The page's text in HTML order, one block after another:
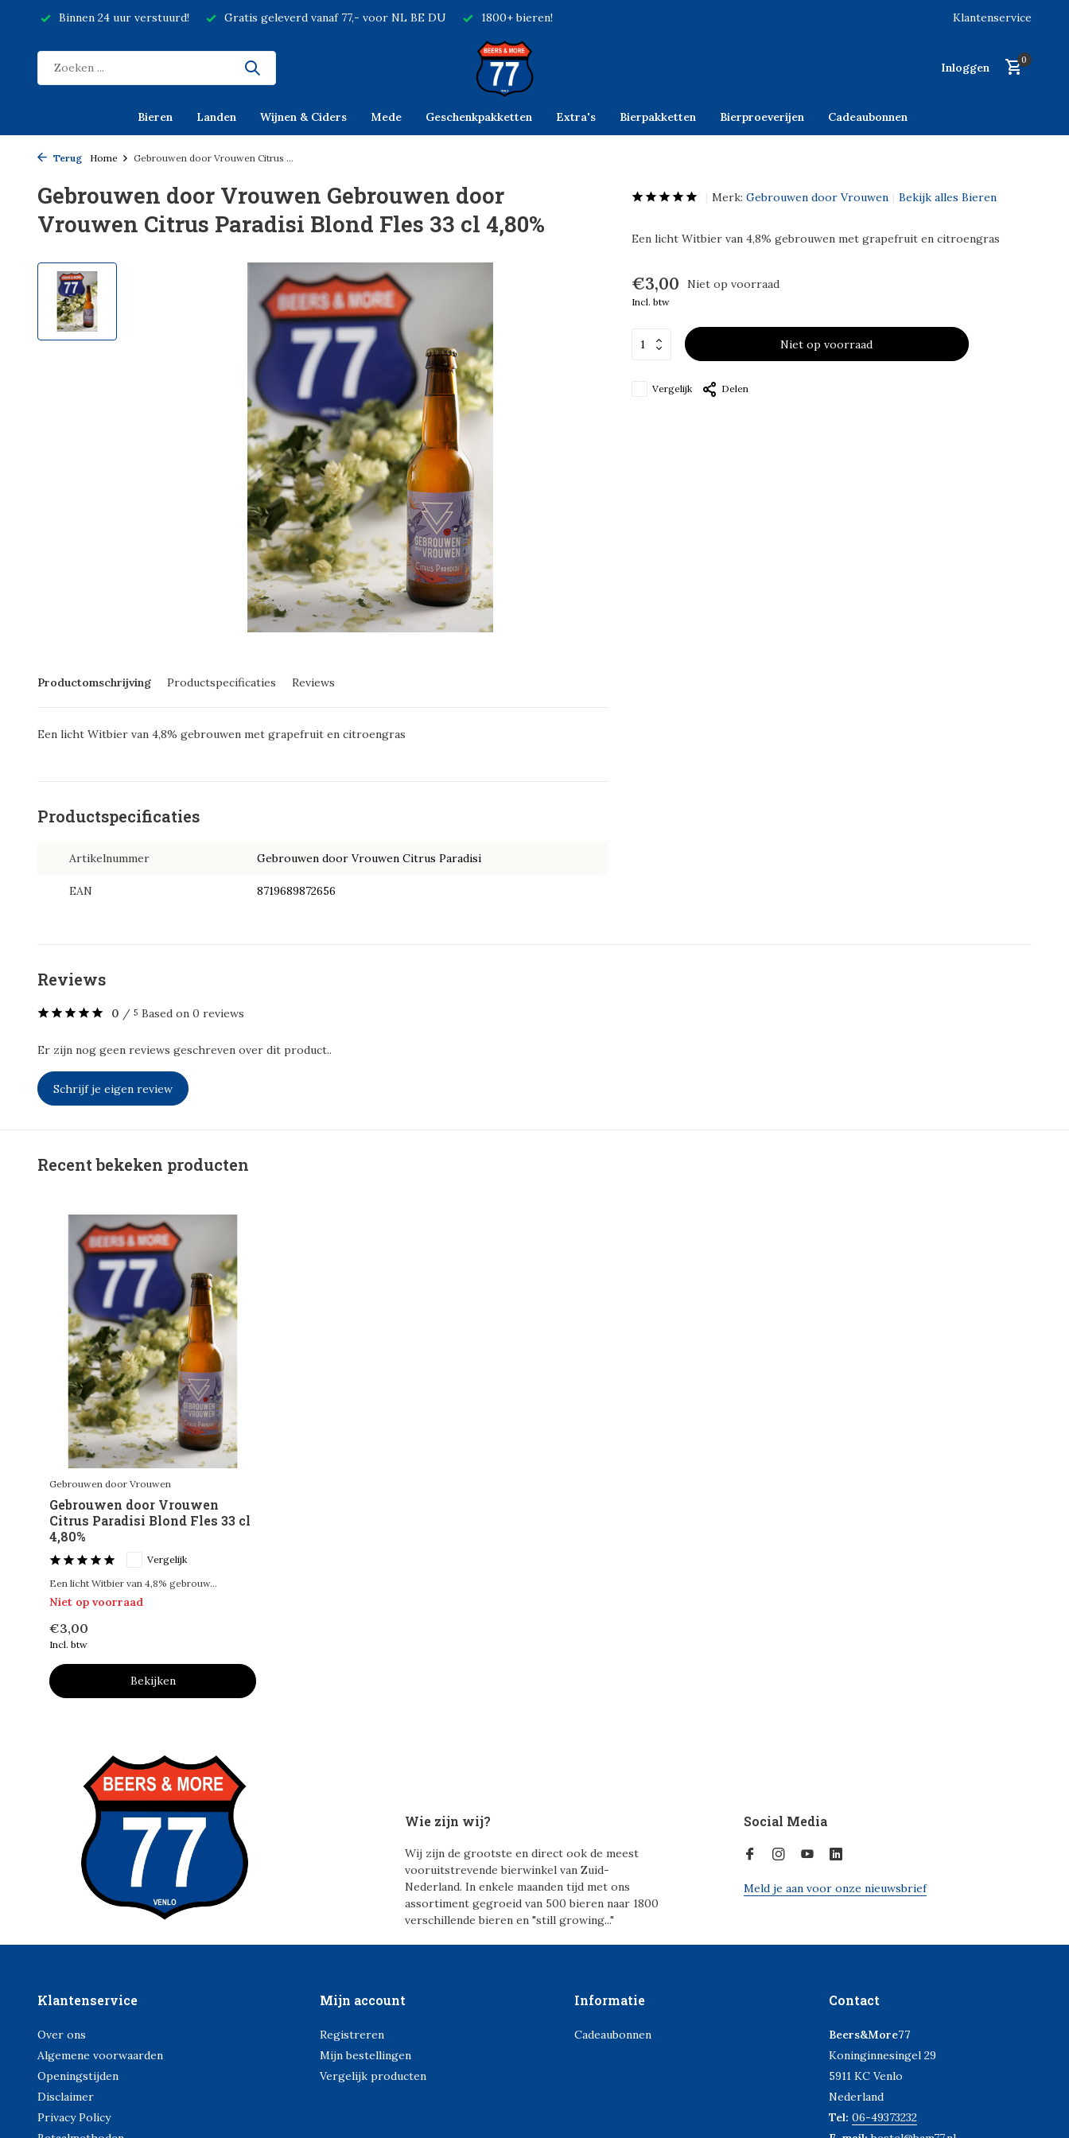
Binnen 24 uur verstuurd! Gratis geleverd vanaf 77,- voor NL BE DU 1800+ bieren! Klantenservice
Inloggen
0
Bieren Landen Wijnen & Ciders Mede Geschenkpakketten Extra's Bierpakketten Bierproeverijen Cadeaubonnen
Terug Home Gebrouwen door Vrouwen Citrus ...
Gebrouwen door Vrouwen Gebrouwen door
Vrouwen Citrus Paradisi Blond Fles 33 cl 4,80%
Productomschrijving Productspecificaties Reviews
Een licht Witbier van 4,8% gebrouwen met grapefruit en citroengras
Productspecificaties
Artikelnummer Gebrouwen door Vrouwen Citrus Paradisi
EAN 8719689872656
Merk: Gebrouwen door Vrouwen Bekijk alles Bieren
Een licht Witbier van 4,8% gebrouwen met grapefruit en citroengras
€3,00 Niet op voorraad
Incl. btw
Niet op voorraad
Vergelijk Delen
Reviews
0 / 5 Based on 0 reviews
Er zijn nog geen reviews geschreven over dit product..
Schrijf je eigen review
Recent bekeken producten
Gebrouwen door Vrouwen
Gebrouwen door Vrouwen
Citrus Paradisi Blond Fles 33 cl
4,80%
Vergelijk
Een licht Witbier van 4,8% gebrouw...
Niet op voorraad
€3,00
Incl. btw
Bekijken
Wie zijn wij?
Wij zijn de grootste en direct ook de meest
vooruitstrevende bierwinkel van Zuid-
Nederland. In enkele maanden tijd met ons
assortiment gegroeid van 500 bieren naar 1800
verschillende bieren en "still growing..."
Social Media
Meld je aan voor onze nieuwsbrief
Klantenservice
Over ons
Algemene voorwaarden
Openingstijden
Disclaimer
Privacy Policy
Mijn account
Registreren
Mijn bestellingen
Vergelijk producten
Informatie
Cadeaubonnen
Contact
Beers&More77
Koninginnesingel 29
5911 KC Venlo
Nederland
Tel: 06-49373232